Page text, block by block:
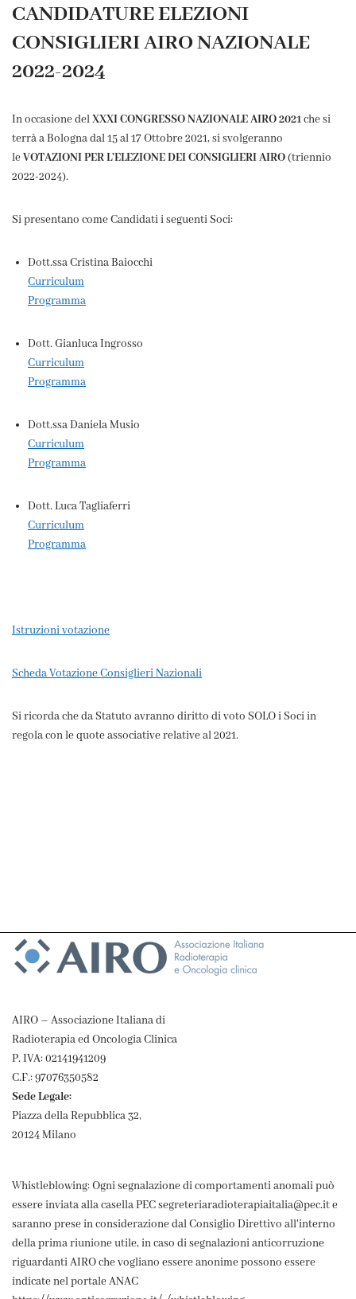
CANDIDATURE ELEZIONI
CONSIGLIERI AIRO NAZIONALE
2022-2024
In occasione delXXXI CONGRESSO NAZIONALE AIRO 2021che si
terrà a Bologna dal 15 al 17 Ottobre 2021, si svolgeranno
leVOTAZIONI PER L’ELEZIONE DEI CONSIGLIERI AIRO(triennio
2022-2024).
Si presentano come Candidati i seguenti Soci:
Dott.ssa Cristina Baiocchi
Curriculum
Programma
Dott. Gianluca Ingrosso
Curriculum
Programma
Dott.ssa Daniela Musio
Curriculum
Programma
Dott. Luca Tagliaferri
Curriculum
Programma
Istruzioni votazione
Scheda Votazione Consiglieri Nazionali
Si ricorda che da Statuto avranno diritto di voto SOLO i Soci in
regola con le quote associative relative al 2021.
AIRO – Associazione Italiana di
Radioterapia ed Oncologia Clinica
P. IVA: 02141941209
C.F.: 97076350582
Sede Legale:
Piazza della Repubblica 32,
20124 Milano
Whistleblowing: Ogni segnalazione di comportamenti anomali può
essere inviata alla casella PEC segreteriaradioterapiaitalia@pec.it e
saranno prese in considerazione dal Consiglio Direttivo all'interno
della prima riunione utile, in caso di segnalazioni anticorruzione
riguardanti AIRO che vogliano essere anonime possono essere
indicate nel portale ANAC